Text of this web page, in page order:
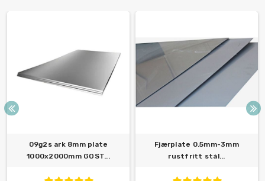
09g2s ark 8mm plate
1000x2000mm GOST...
Fjærplate 0.5mm-3mm
rustfritt stål...